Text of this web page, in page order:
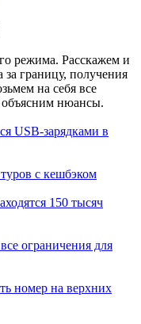
режима. Расскажем и
границу, получения
на себя все
нюансы.
USB-зарядками в
с кешбэком
150 тысяч
ограничения для
номер на верхних